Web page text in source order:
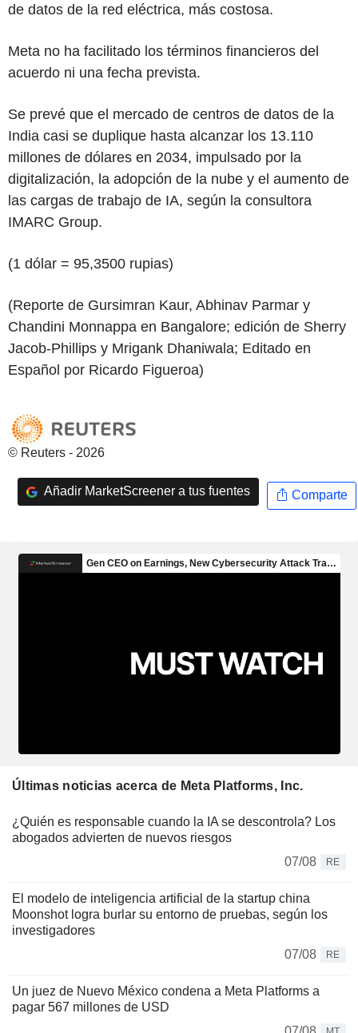
de datos de la red eléctrica, más costosa.
Meta no ha facilitado los términos financieros del
acuerdo ni una fecha prevista.
Se prevé que el mercado de centros de datos de la
India casi se duplique hasta alcanzar los 13.110
millones de dólares en 2034, impulsado por la
digitalización, la adopción de la nube y el aumento de
las cargas de trabajo de IA, según la consultora
IMARC Group.
(1 dólar = 95,3500 rupias)
(Reporte de Gursimran Kaur, Abhinav Parmar y
Chandini Monnappa en Bangalore; edición de Sherry
Jacob-Phillips y Mrigank Dhaniwala; Editado en
Español por Ricardo Figueroa)
© Reuters - 2026
Añadir MarketScreener a tus fuentes Comparte
Últimas noticias acerca de Meta Platforms, Inc.
¿Quién es responsable cuando la IA se descontrola? Los
abogados advierten de nuevos riesgos
07/08
RE
El modelo de inteligencia artificial de la startup china
Moonshot logra burlar su entorno de pruebas, según los
investigadores
07/08
RE
Un juez de Nuevo México condena a Meta Platforms a
pagar 567 millones de USD